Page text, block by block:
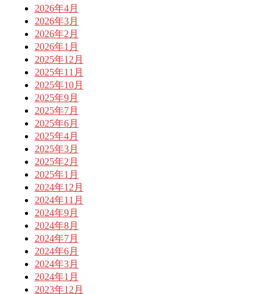
2026年4月
2026年3月
2026年2月
2026年1月
2025年12月
2025年11月
2025年10月
2025年9月
2025年7月
2025年6月
2025年4月
2025年3月
2025年2月
2025年1月
2024年12月
2024年11月
2024年9月
2024年8月
2024年7月
2024年6月
2024年3月
2024年1月
2023年12月